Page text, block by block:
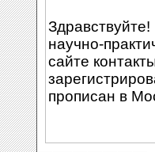
научно-
сайте
прописан в